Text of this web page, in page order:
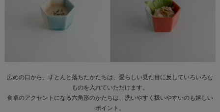
広めの口から、すとんと落ちたかたちは、愛らしい見た目に反していろいろな
ものを入れていただけます。
食卓のアクセントになる六角形のかたちは、洗いやすく扱いやすいのも嬉しい
ポイント。